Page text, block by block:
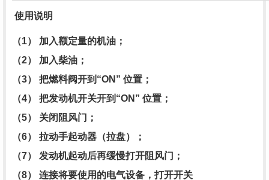
使用说明
（1） 加入额定量的机油；
（2） 加入柴油；
（3） 把燃料阀开到“ON” 位置；
（4） 把发动机开关开到“ON” 位置；
（5） 关闭阻风门；
（6） 拉动手起动器（拉盘）；
（7） 发动机起动后再缓慢打开阻风门；
（8） 连接将要使用的电气设备，打开开关